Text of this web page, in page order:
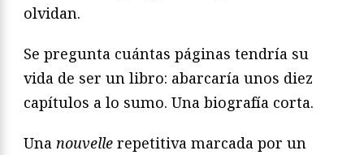
olvidan.
Se pregunta cuántas páginas tendría su
vida de ser un libro: abarcaría unos diez
capítulos a lo sumo. Una biografía corta.
Una nouvelle repetitiva marcada por un